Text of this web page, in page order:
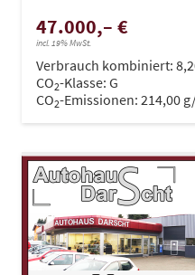
47.000,– €
incl. 19% MwSt.
Verbrauch kombiniert:
CO2-Klasse: G
CO2-Emissionen: 214,00